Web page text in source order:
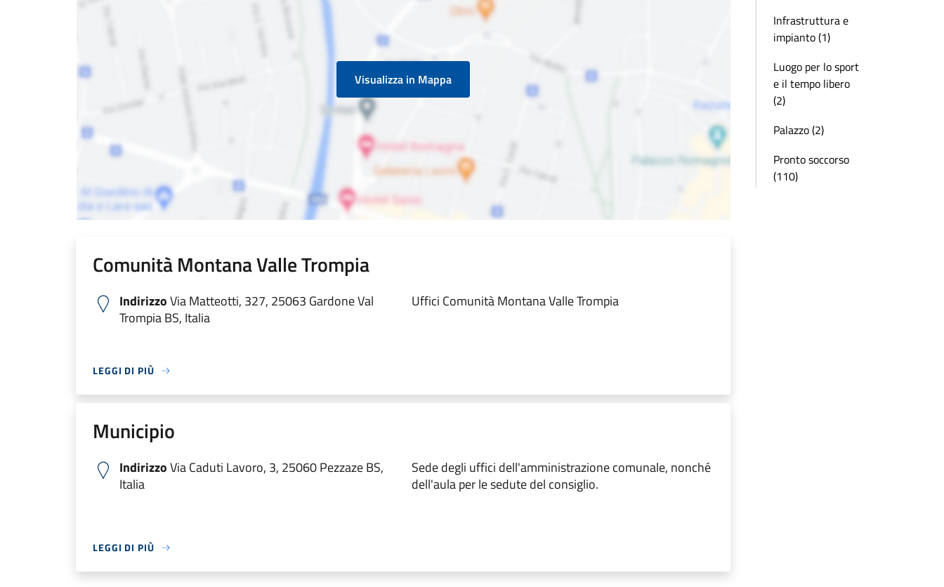
Visualizza in Mappa
Comunità Montana Valle Trompia
IndirizzoVia Matteotti, 327, 25063 Gardone Val
Trompia BS, Italia
Uffici Comunità Montana Valle Trompia
LEGGI DI PIÙ
Municipio
IndirizzoVia Caduti Lavoro, 3, 25060 Pezzaze BS,
Italia
Sede degli uffici dell'amministrazione comunale, nonché
dell'aula per le sedute del consiglio.
LEGGI DI PIÙ
Infrastruttura e
impianto (1)
Luogo per lo sport
e il tempo libero
(2)
Palazzo (2)
Pronto soccorso
(110)